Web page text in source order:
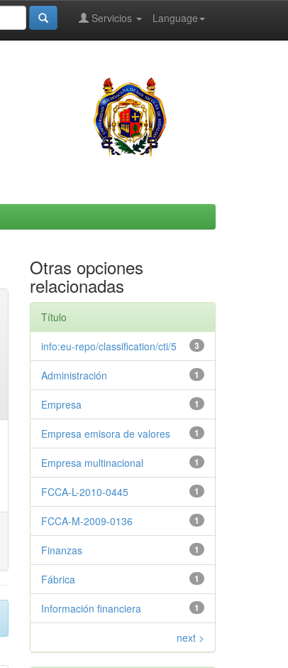
Language
Servicios
Otras opciones
relacionadas
Título
3
info:eu-repo/classification/cti/5
1
Administración
1
Empresa
1
Empresa emisora de valores
1
Empresa multinacional
1
FCCA-L-2010-0445
1
FCCA-M-2009-0136
1
Finanzas
1
Fábrica
1
Información financiera
next >